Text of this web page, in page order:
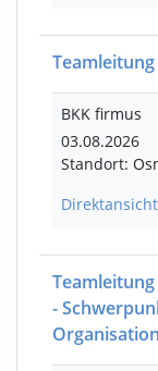
BKK firmus
03.08.2026
Standort:
Direktansicht
-
Organisation